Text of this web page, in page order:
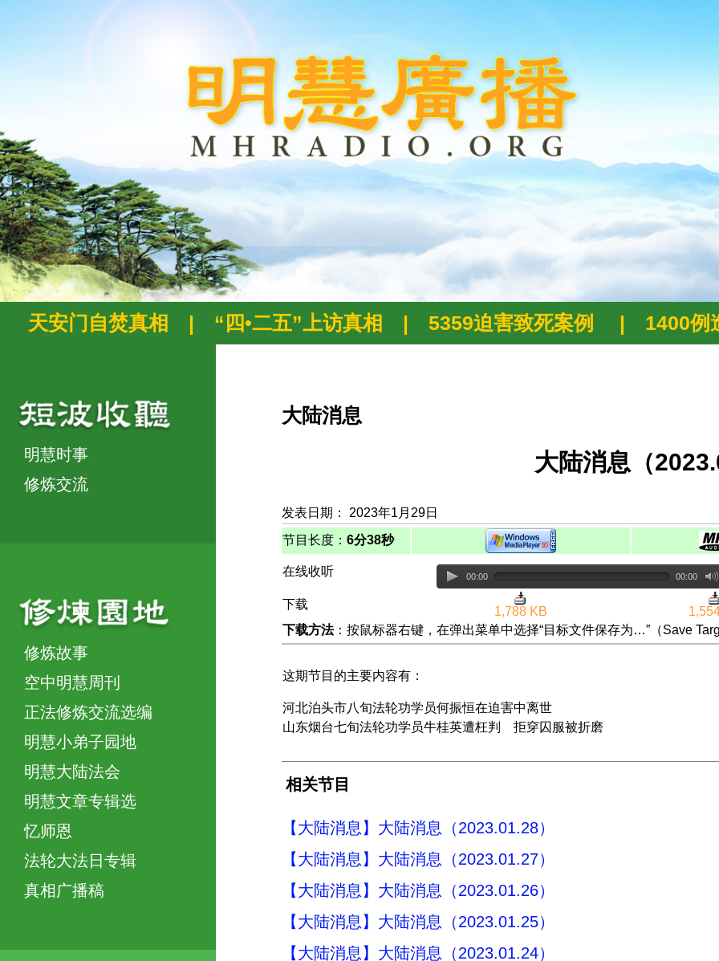
天安门自焚真相 | “四•二五”上访真相 | 5359迫害致死案例 | 1400例
明慧时事
修炼交流
修炼故事
空中明慧周刊
正法修炼交流选编
明慧小弟子园地
明慧大陆法会
明慧文章专辑选
忆师恩
法轮大法日专辑
真相广播稿
大陆消息
大陆消息（
发表日期： 2023年1月29日
节目长度： 6分38秒
在线收听 00:00 00:00
下载
1,788 KB
下载方法：按鼠标器右键，在弹出菜单中选择“目标文件保存为…”（Save
这期节目的主要内容有：
河北泊头市八旬法轮功学员何振恒在迫害中离世
山东烟台七旬法轮功学员牛桂英遭枉判 拒穿囚服被折磨
相关节目
【大陆消息】大陆消息（2023.01.28）
【大陆消息】大陆消息（2023.01.27）
【大陆消息】大陆消息（2023.01.26）
【大陆消息】大陆消息（2023.01.25）
【大陆消息】大陆消息（2023.01.24）